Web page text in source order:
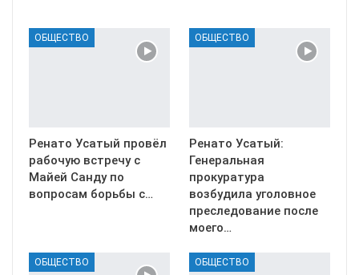
ОБЩЕСТВО
Ренато Усатый провёл
рабочую встречу с
Майей Санду по
вопросам борьбы с…
ОБЩЕСТВО
Ренато Усатый:
Генеральная
прокуратура
возбудила уголовное
преследование после
моего…
ОБЩЕСТВО ОБЩЕСТВО